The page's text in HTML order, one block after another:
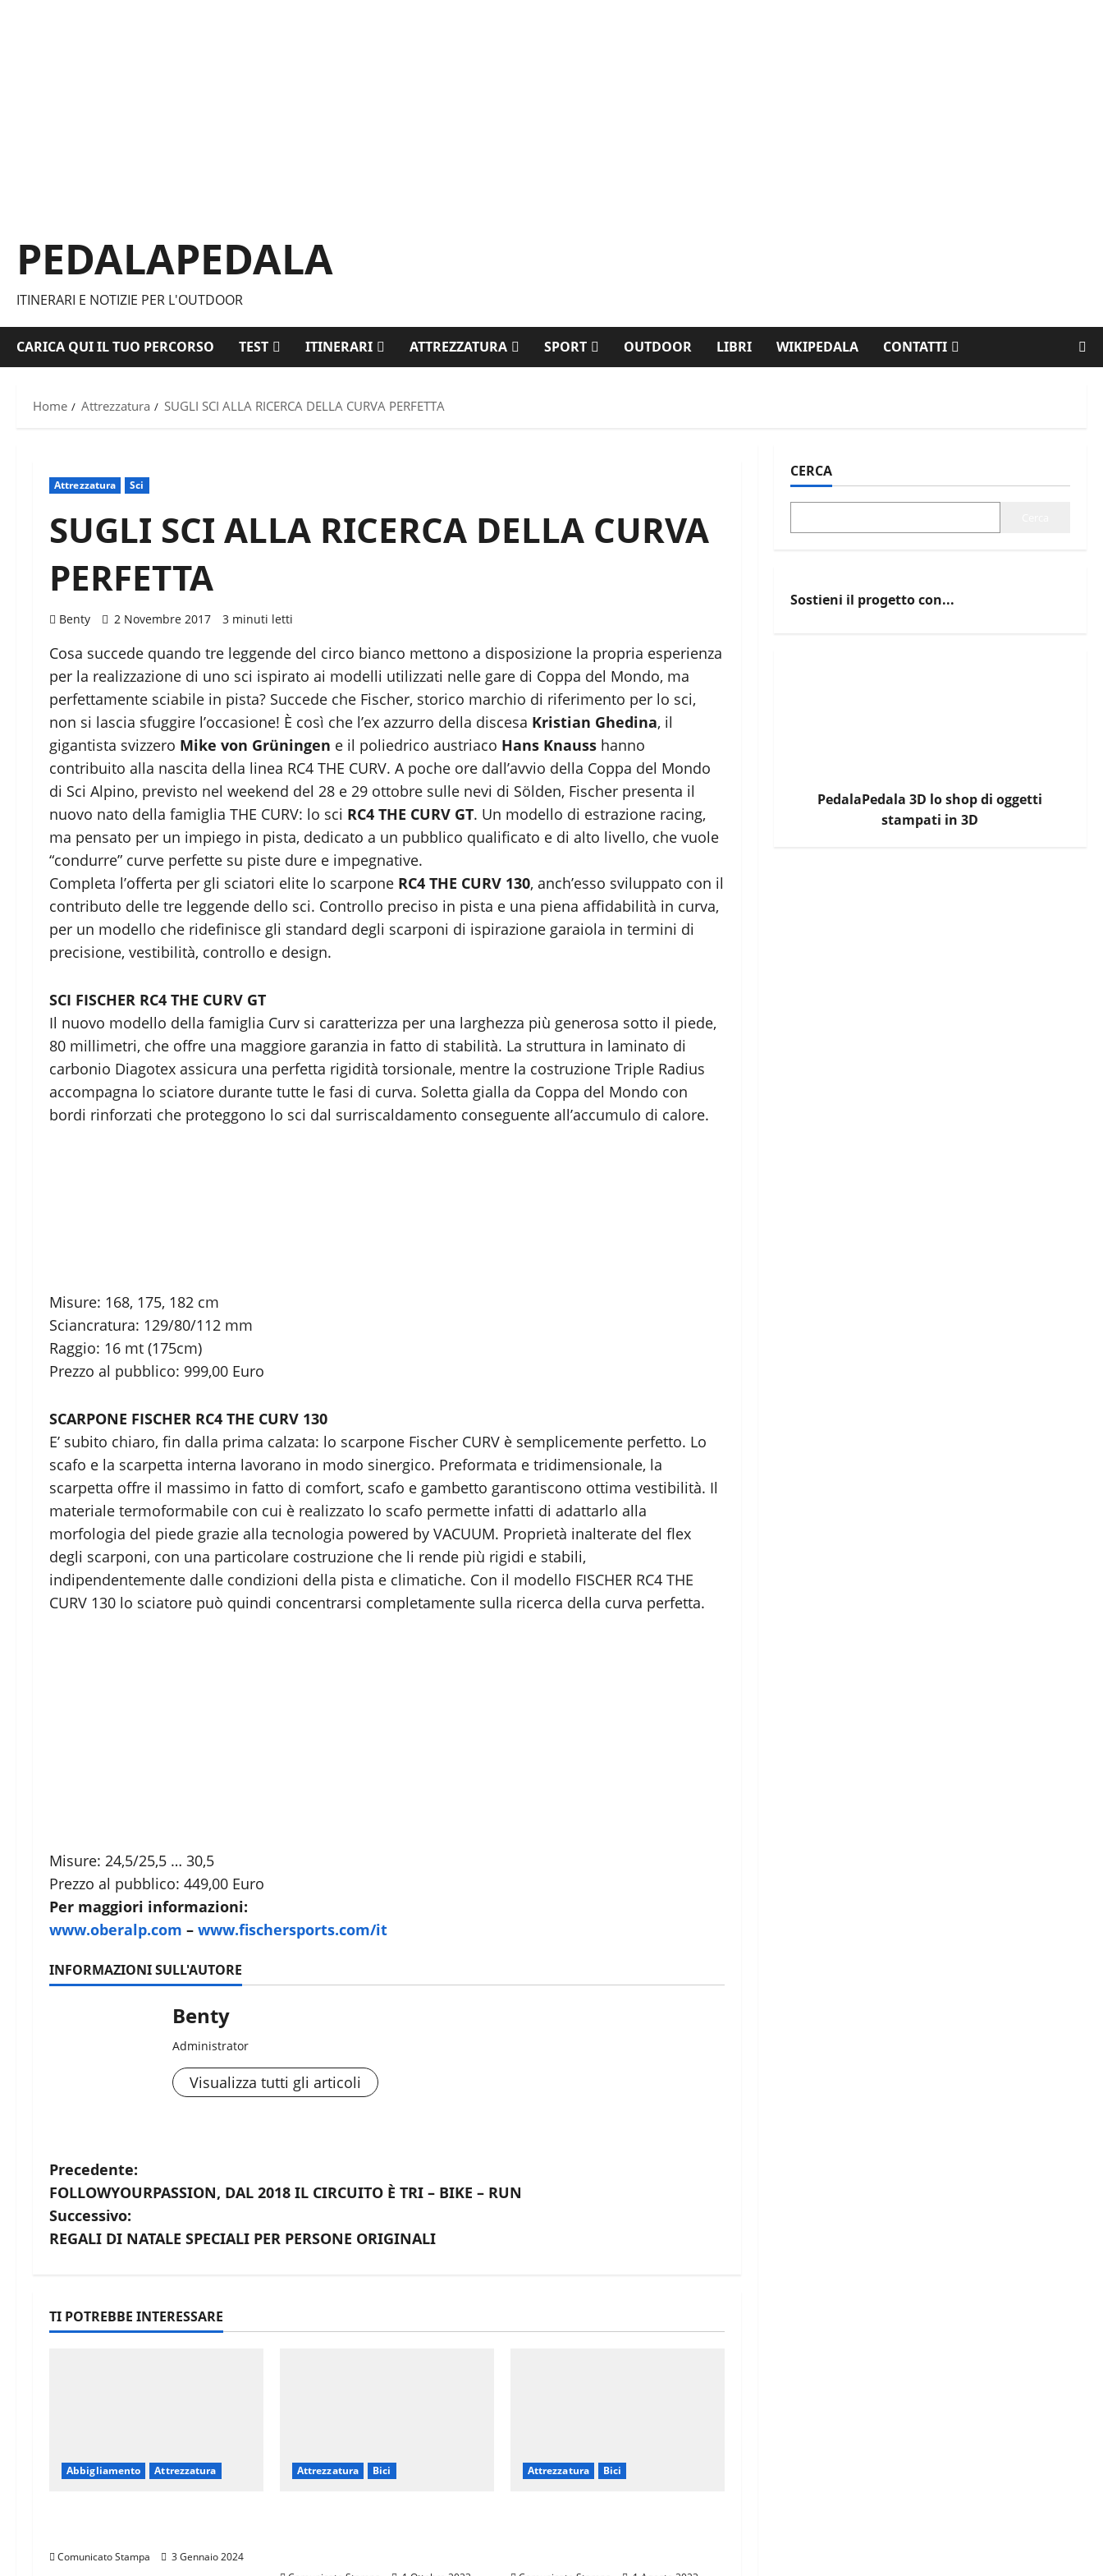
PEDALAPEDALA
ITINERARI E NOTIZIE PER L'OUTDOOR
CARICA QUI IL TUO PERCORSO TEST ITINERARI ATTREZZATURA SPORT OUTDOOR LIBRI WIKIPEDALA CONTATTI
Home Attrezzatura SUGLI SCI ALLA RICERCA DELLA CURVA PERFETTA
Attrezzatura Sci
SUGLI SCI ALLA RICERCA DELLA CURVA
PERFETTA
Benty 2 Novembre 2017 3 minuti letti
Cosa succede quando tre leggende del circo bianco mettono a disposizione la propria esperienza
per la realizzazione di uno sci ispirato ai modelli utilizzati nelle gare di Coppa del Mondo, ma
perfettamente sciabile in pista? Succede che Fischer, storico marchio di riferimento per lo sci,
non si lascia sfuggire l’occasione! È così che l’ex azzurro della discesa Kristian Ghedina, il
gigantista svizzero Mike von Grüningen e il poliedrico austriaco Hans Knauss hanno
contribuito alla nascita della linea RC4 THE CURV. A poche ore dall’avvio della Coppa del Mondo
di Sci Alpino, previsto nel weekend del 28 e 29 ottobre sulle nevi di Sölden, Fischer presenta il
nuovo nato della famiglia THE CURV: lo sci RC4 THE CURV GT. Un modello di estrazione racing,
ma pensato per un impiego in pista, dedicato a un pubblico qualificato e di alto livello, che vuole
“condurre” curve perfette su piste dure e impegnative.
Completa l’offerta per gli sciatori elite lo scarpone RC4 THE CURV 130, anch’esso sviluppato con il
contributo delle tre leggende dello sci. Controllo preciso in pista e una piena affidabilità in curva,
per un modello che ridefinisce gli standard degli scarponi di ispirazione garaiola in termini di
precisione, vestibilità, controllo e design.
SCI FISCHER RC4 THE CURV GT
Il nuovo modello della famiglia Curv si caratterizza per una larghezza più generosa sotto il piede,
80 millimetri, che offre una maggiore garanzia in fatto di stabilità. La struttura in laminato di
carbonio Diagotex assicura una perfetta rigidità torsionale, mentre la costruzione Triple Radius
accompagna lo sciatore durante tutte le fasi di curva. Soletta gialla da Coppa del Mondo con
bordi rinforzati che proteggono lo sci dal surriscaldamento conseguente all’accumulo di calore.
Misure: 168, 175, 182 cm
Sciancratura: 129/80/112 mm
Raggio: 16 mt (175cm)
Prezzo al pubblico: 999,00 Euro
SCARPONE FISCHER RC4 THE CURV 130
E’ subito chiaro, fin dalla prima calzata: lo scarpone Fischer CURV è semplicemente perfetto. Lo
scafo e la scarpetta interna lavorano in modo sinergico. Preformata e tridimensionale, la
scarpetta offre il massimo in fatto di comfort, scafo e gambetto garantiscono ottima vestibilità. Il
materiale termoformabile con cui è realizzato lo scafo permette infatti di adattarlo alla
morfologia del piede grazie alla tecnologia powered by VACUUM. Proprietà inalterate del flex
degli scarponi, con una particolare costruzione che li rende più rigidi e stabili,
indipendentemente dalle condizioni della pista e climatiche. Con il modello FISCHER RC4 THE
CURV 130 lo sciatore può quindi concentrarsi completamente sulla ricerca della curva perfetta.
Misure: 24,5/25,5 … 30,5
Prezzo al pubblico: 449,00 Euro
Per maggiori informazioni:
www.oberalp.com – www.fischersports.com/it
INFORMAZIONI SULL'AUTORE
Benty
Administrator
Visualizza tutti gli articoli
N
a
v
g
n
a
Precedente:
FOLLOWYOURPASSION, DAL 2018 IL CIRCUITO È TRI – BIKE – RUN
Successivo:
REGALI DI NATALE SPECIALI PER PERSONE ORIGINALI
TI POTREBBE INTERESSARE
Abbigliamento Attrezzatura
Comunicato Stampa 3 Gennaio 2024
Attrezzatura Bici Attrezzatura Bici
CERCA
Sostieni il progetto con...
PedalaPedala 3D lo shop di oggetti
stampati in 3D